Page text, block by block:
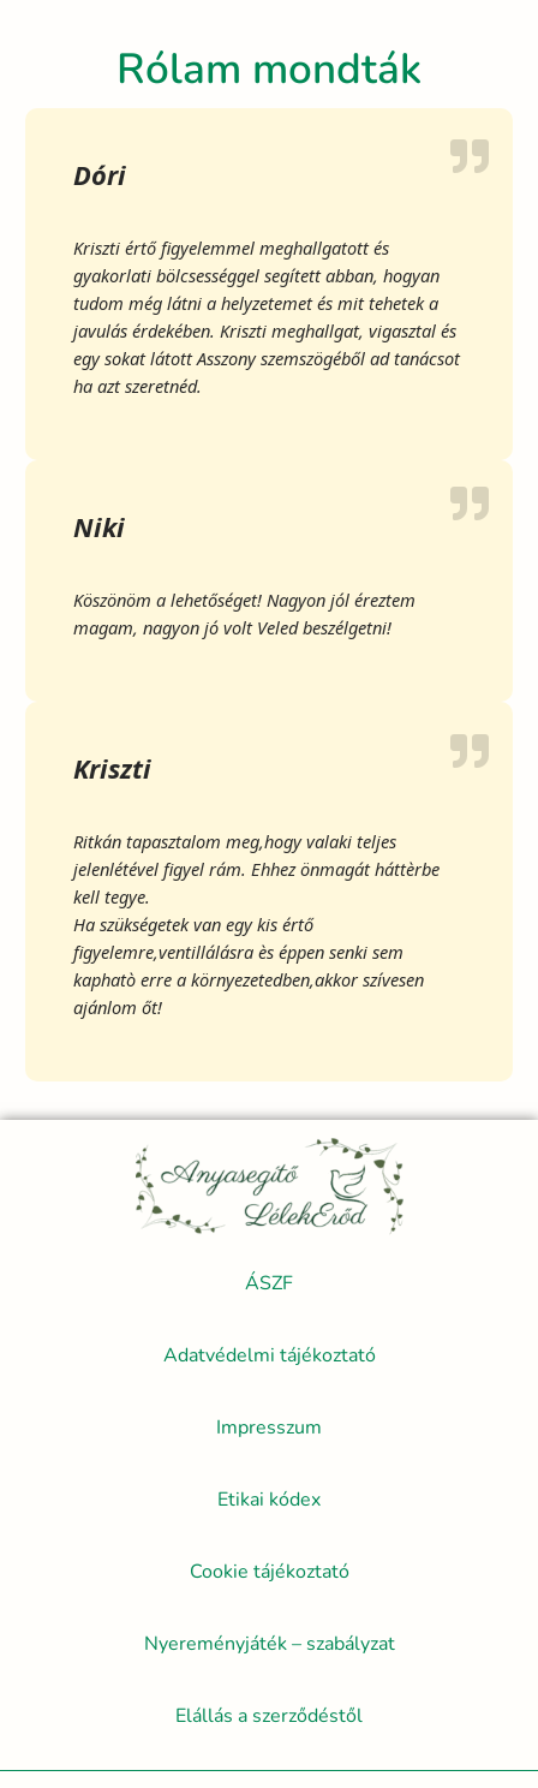
Rólam mondták
Dóri
Kriszti értő figyelemmel meghallgatott és
gyakorlati bölcsességgel segített abban, hogyan
tudom még látni a helyzetemet és mit tehetek a
javulás érdekében. Kriszti meghallgat, vigasztal és
egy sokat látott Asszony szemszögéből ad tanácsot
ha azt szeretnéd.
Niki
Köszönöm a lehetőséget! Nagyon jól éreztem
magam, nagyon jó volt Veled beszélgetni!
Kriszti
Ritkán tapasztalom meg,hogy valaki teljes
jelenlétével figyel rám. Ehhez önmagát háttèrbe
kell tegye.
Ha szükségetek van egy kis értő
figyelemre,ventillálásra ès éppen senki sem
kaphatò erre a környezetedben,akkor szívesen
ajánlom őt!
ÁSZF
Adatvédelmi tájékoztató
Impresszum
Etikai kódex
Cookie tájékoztató
Nyereményjáték – szabályzat
Elállás a szerződéstől